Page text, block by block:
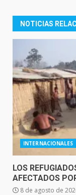
NOTICIAS
INTERNACIONALES
LOS
AFECTADOS
8 de agosto de